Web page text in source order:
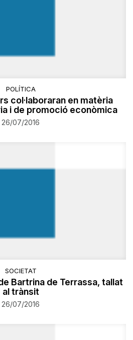
POLÍTICA
col·laboraran en matèria
i de promoció econòmica
26/07/2016
SOCIETAT
Bartrina de Terrassa, tallat
al trànsit
26/07/2016